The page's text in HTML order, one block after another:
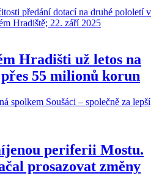
Hradišti už letos na
55 milionů korun
periferii Mostu.
prosazovat změny